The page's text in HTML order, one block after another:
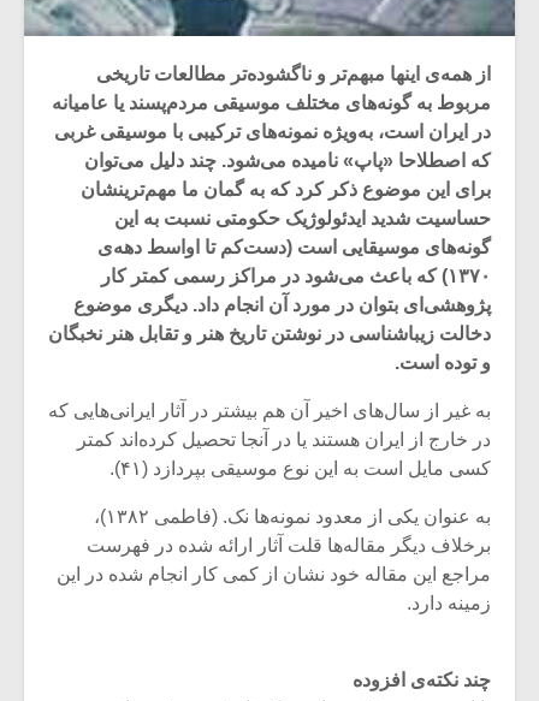
از همه‌ی اینها مبهم‌تر و ناگشوده‌تر مطالعات تاریخی
مربوط به گونه‌های مختلف موسیقی مردم‌پسند یا عامیانه‌
در ایران است، به‌ویژه نمونه‌های ترکیبی با موسیقی غربی
که اصطلاحا «پاپ» نامیده می‌شود. چند دلیل می‌توان
برای این موضوع ذکر کرد که به گمان ما مهم‌ترینشان
حساسیت شدید ایدئولوژیک حکومتی نسبت به این
گونه‌های موسیقایی است (دست‌کم تا اواسط دهه‌ی
۱۳۷۰) که باعث می‌شود در مراکز رسمی کمتر کار
پژوهشی‌ای بتوان در مورد آن انجام داد. دیگری موضوع
دخالت زیباشناسی در نوشتن تاریخ هنر و تقابل هنر نخبگان
و توده است.
به غیر از سال‌های اخیر آن هم بیشتر در آثار ایرانی‌هایی که
در خارج از ایران هستند یا در آنجا تحصیل کرده‌اند کمتر
کسی مایل است به این نوع موسیقی بپردازد (۴۱).
به عنوان یکی از معدود نمونه‌ها نک. (فاطمی ۱۳۸۲)،
برخلاف دیگر مقاله‌ها قلت آثار ارائه شده در فهرست
مراجع این مقاله خود نشان از کمی کار انجام شده در این
زمینه دارد.
چند نکته‌ی افزوده